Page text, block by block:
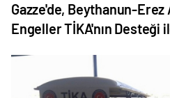
Gazze'de, Beythanun-Erez
Engeller TİKA'nın Desteği